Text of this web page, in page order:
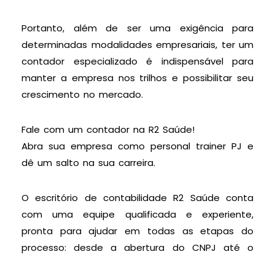
Portanto, além de ser uma exigência para
determinadas modalidades empresariais, ter um
contador especializado é indispensável para
manter a empresa nos trilhos e possibilitar seu
crescimento no mercado.
Fale com um contador na R2 Saúde!
Abra sua empresa como personal trainer PJ e
dê um salto na sua carreira.
O escritório de contabilidade R2 Saúde conta
com uma equipe qualificada e experiente,
pronta para ajudar em todas as etapas do
processo: desde a abertura do CNPJ até o